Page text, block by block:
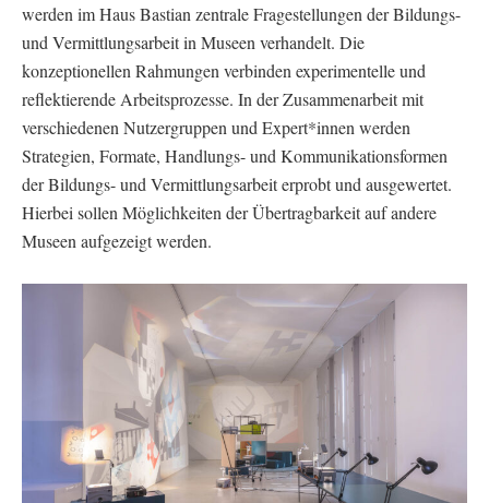
werden im Haus Bastian zentrale Fragestellungen der Bildungs-
und Vermittlungsarbeit in Museen verhandelt. Die
konzeptionellen Rahmungen verbinden experimentelle und
reflektierende Arbeitsprozesse. In der Zusammenarbeit mit
verschiedenen Nutzergruppen und Expert*innen werden
Strategien, Formate, Handlungs- und Kommunikationsformen
der Bildungs- und Vermittlungsarbeit erprobt und ausgewertet.
Hierbei sollen Möglichkeiten der Übertragbarkeit auf andere
Museen aufgezeigt werden.